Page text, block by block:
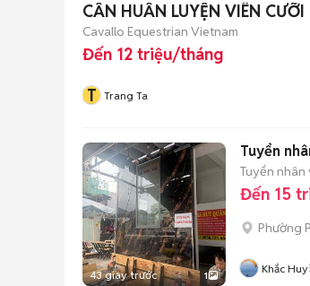
CẦN HUẤN LUYỆN VIÊN
Cavallo Equestrian Vietnam
Đến 12 triệu/tháng
T Trang Ta
43 giây trước 1
Tuyển
Tuyển nhân
Đến 15
Phường
Khắc Huy